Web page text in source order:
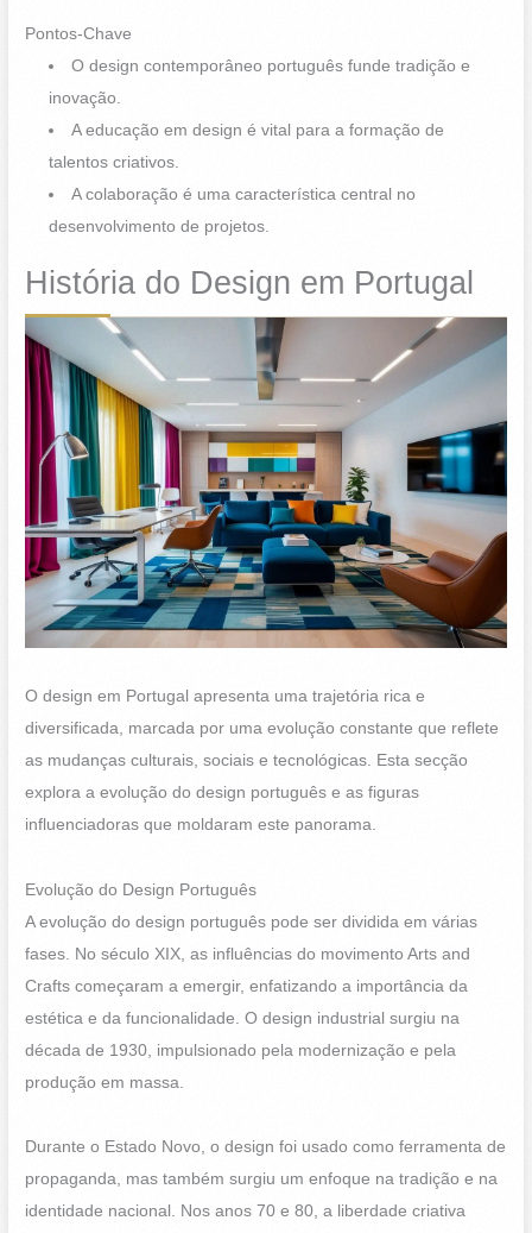
Pontos-Chave
O design contemporâneo português funde tradição e
inovação.
A educação em design é vital para a formação de
talentos criativos.
A colaboração é uma característica central no
desenvolvimento de projetos.
História do Design em Portugal
O design em Portugal apresenta uma trajetória rica e
diversificada, marcada por uma evolução constante que reflete
as mudanças culturais, sociais e tecnológicas. Esta secção
explora a evolução do design português e as figuras
influenciadoras que moldaram este panorama.
Evolução do Design Português
A evolução do design português pode ser dividida em várias
fases. No século XIX, as influências do movimento Arts and
Crafts começaram a emergir, enfatizando a importância da
estética e da funcionalidade. O design industrial surgiu na
década de 1930, impulsionado pela modernização e pela
produção em massa.
Durante o Estado Novo, o design foi usado como ferramenta de
propaganda, mas também surgiu um enfoque na tradição e na
identidade nacional. Nos anos 70 e 80, a liberdade criativa